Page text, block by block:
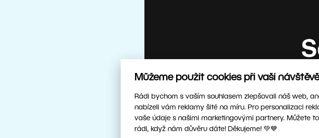
Můžeme použít cookies při vaší
Rádi bychom s vaším souhlasem zlepšovali náš web,
nabízeli vám reklamy šité na míru. Pro personalizaci
vaše údaje s našimi marketingovými partnery. Můžete
rádi, když nám důvěru dáte! Děkujeme! 💚💙